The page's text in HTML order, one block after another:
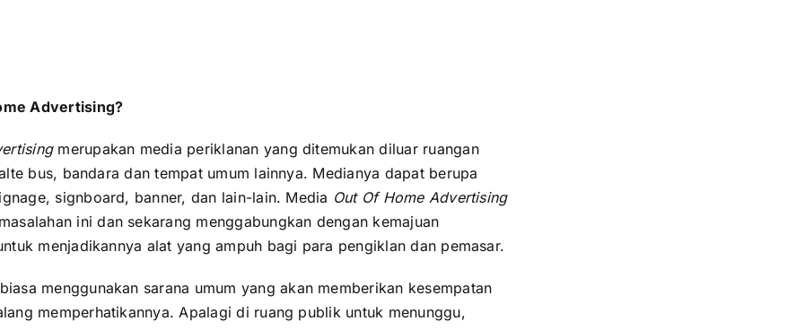
Advertising?
merupakan media periklanan yang ditemukan diluar ruangan
bus, bandara dan tempat umum lainnya. Medianya dapat berupa
signboard, banner, dan lain-lain. Media Out Of Home Advertising
ini dan sekarang menggabungkan dengan kemajuan
menjadikannya alat yang ampuh bagi para pengiklan dan pemasar.
menggunakan sarana umum yang akan memberikan kesempatan
memperhatikannya. Apalagi di ruang publik untuk menunggu,